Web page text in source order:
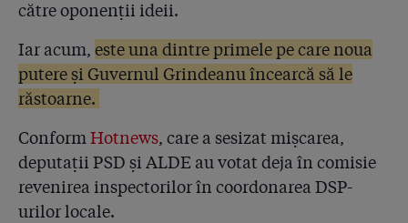
Pharma
4.54
Lovitură după ce dosarul Hexi a devenit public: 5
laboratoare demonstrează că dezinfectanții erau
falsificați și ineficienți. Au picat chiar și testele de la
laboratorul lui Condrea!
4.55
Procurorii au găsit e-mailuri în care fabrica Hexi îl
avertiza pe Condrea că a depistat în bidoanele de
Suprasept bacteria Pseudomonas, pe care
dezinfectantul ar fi trebuit s-o omoare în spitale!
către oponenții ideii.
Iar acum, este una dintre primele pe care noua
putere și Guvernul Grindeanu încearcă să le
răstoarne.
Conform Hotnews, care a sesizat mișcarea,
deputații PSD și ALDE au votat deja în comisie
revenirea inspectorilor în coordonarea DSP-
urilor locale.